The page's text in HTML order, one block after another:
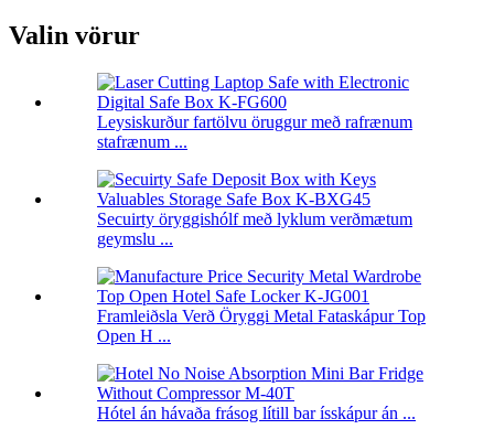
Valin vörur
Leysiskurður fartölvu öruggur með rafrænum
stafrænum ...
Secuirty öryggishólf með lyklum verðmætum
geymslu ...
Framleiðsla Verð Öryggi Metal Fataskápur Top
Open H ...
Hótel án hávaða frásog lítill bar ísskápur án ...